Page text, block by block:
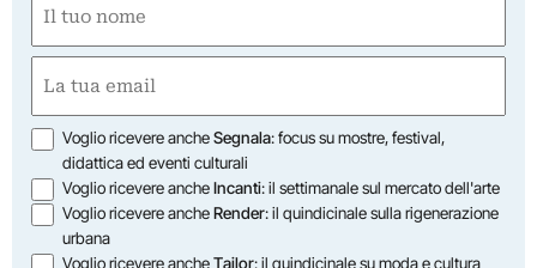
(Required)
First
(Required)
Opzioni
Voglio ricevere ancheSegnala: focus su mostre, festival,
didattica ed eventi culturali
Voglio ricevere ancheIncanti: il settimanale sul mercato dell'arte
Voglio ricevere ancheRender: il quindicinale sulla rigenerazione
urbana
Voglio ricevere ancheTailor: il quindicinale su moda e cultura